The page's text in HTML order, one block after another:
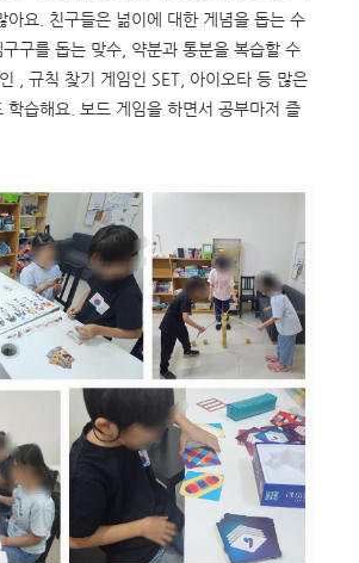
아요. 친구들은 넒이에 대한 게념을 돕는 수
구를 돕는 맞수, 약분과 통분을 복습할 수
, 규칙 찾기 게임인 SET, 아이오타 등 많은
학습해요. 보드 게임을 하면서 공부마저 즐